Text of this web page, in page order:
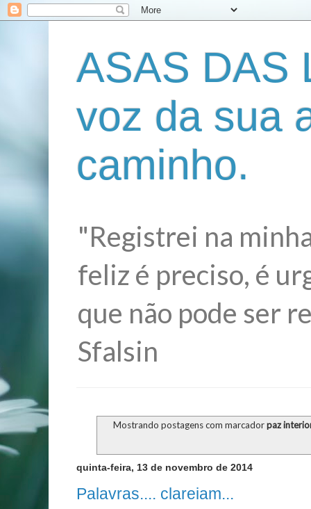
ASAS DAS
voz da sua
caminho.
"Registrei na
feliz é preciso, é
que não pode ser
Sfalsin
Mostrando postagens com marcadorpaz
quinta-feira, 13 de novembro de 2014
Palavras.... clareiam...